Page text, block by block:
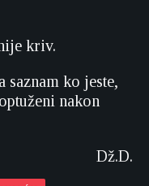
kriv.
ko jeste,
nakon
Dž.D.